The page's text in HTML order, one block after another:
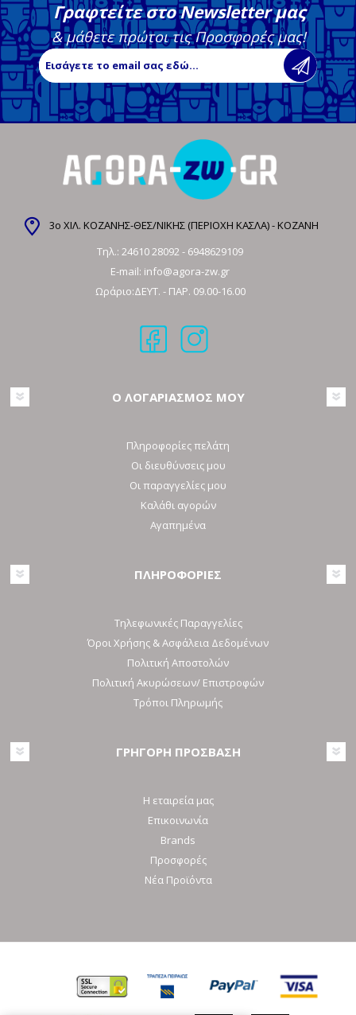
Γραφτείτε στο Newsletter μας
& μάθετε πρώτοι τις Προσφορές μας!
3ο ΧΙΛ. ΚΟΖΑΝΗΣ-ΘΕΣ/ΝΙΚΗΣ (ΠΕΡΙΟΧΗ ΚΑΣΛΑ) - ΚΟΖΑΝΗ
Τηλ.: 24610 28092- 6948629109
E-mail: info@agora-zw.gr
Ωράριο:ΔΕΥΤ. - ΠΑΡ. 09.00-16.00
Ο ΛΟΓΑΡΙΑΣΜΟΣ ΜΟΥ
Πληροφορίες πελάτη
Οι διευθύνσεις μου
Οι παραγγελίες μου
Καλάθι αγορών
Αγαπημένα
ΠΛΗΡΟΦΟΡΙΕΣ
Τηλεφωνικές Παραγγελίες
Όροι Χρήσης & Ασφάλεια Δεδομένων
Πολιτική Αποστολών
Πολιτική Ακυρώσεων/ Επιστροφών
Τρόποι Πληρωμής
ΓΡΗΓΟΡΗ ΠΡΟΣΒΑΣΗ
Η εταιρεία μας
Επικοινωνία
Brands
Προσφορές
Νέα Προϊόντα